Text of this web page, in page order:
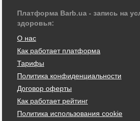
Платформа Barb.ua - запись на
здоровья:
О нас
Как работает платформа
Тарифы
Политика конфиденциальности
Договор оферты
Как работает рейтинг
Политика использования cookie